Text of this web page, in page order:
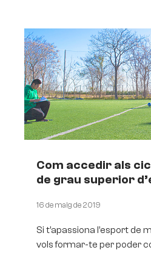
Com accedir als
de grau superior
16 de maig de 2019
Si t’apassiona l’esport de
vols formar-te per poder